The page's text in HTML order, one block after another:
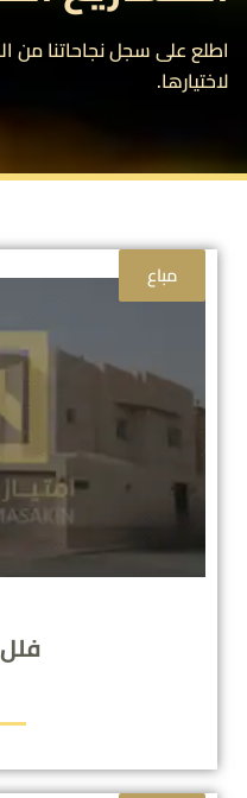
اطلع على سجل نجاحاتنا من
لاختيارها.
مباع
فلل